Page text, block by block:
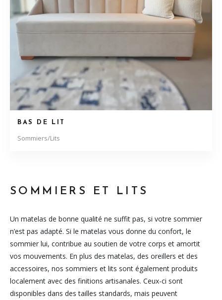
BAS DE LIT
Sommiers/Lits
SOMMIERS ET LITS
Un matelas de bonne qualité ne suffit pas, si votre sommier
n’est pas adapté. Si le matelas vous donne du confort, le
sommier lui, contribue au soutien de votre corps et amortit
vos mouvements. En plus des matelas, des oreillers et des
accessoires, nos sommiers et lits sont également produits
localement avec des finitions artisanales. Ceux-ci sont
disponibles dans des tailles standards, mais peuvent